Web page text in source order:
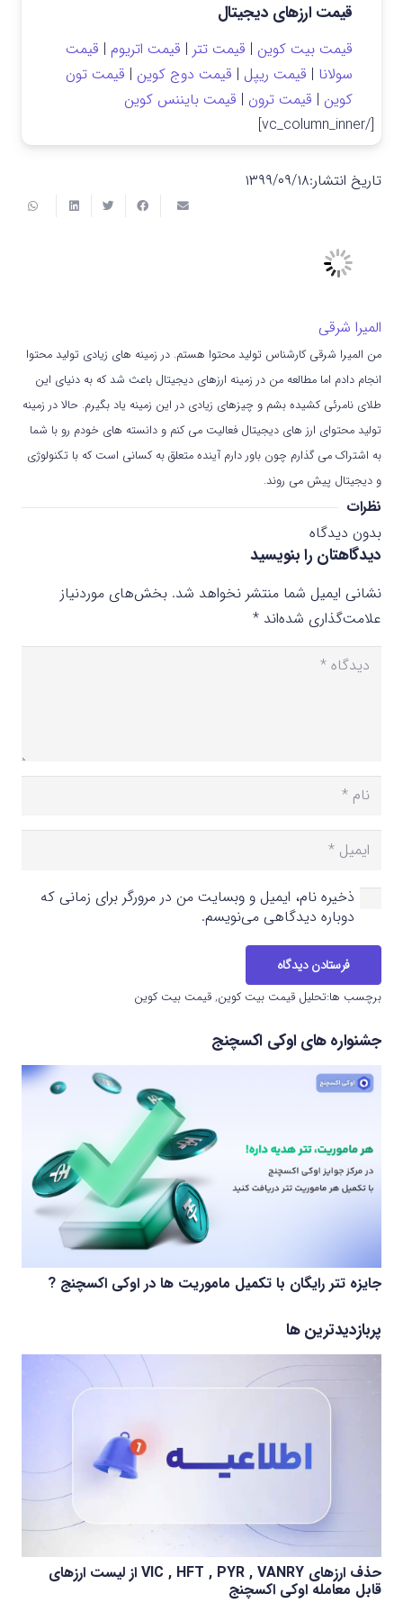
قیمت ارزهای دیجیتال
قیمت بیت کوین | قیمت تتر | قیمت اتریوم | قیمت
سولانا | قیمت ریپل | قیمت دوج کوین | قیمت تون
کوین | قیمت ترون | قیمت بایننس کوین
[/vc_column_inner]
تاریخ انتشار:۱۳۹۹/۰۹/۱۸
المیرا شرقی
من المیرا شرقی کارشناس تولید محتوا هستم. در زمینه های زیادی تولید محتوا
انجام دادم اما مطالعه من در زمینه ارزهای دیجیتال باعث شد که به دنیای این
طلای نامرئی کشیده بشم و چیزهای زیادی در این زمینه یاد بگیرم. حالا در زمینه
تولید محتوای ارز های دیجیتال فعالیت می کنم و دانسته های خودم رو با شما
به اشتراک می گذارم چون باور دارم آینده متعلق به کسانی است که با تکنولوژی
و دیجیتال پیش می روند.
نظرات
بدون دیدگاه
دیدگاهتان را بنویسید
نشانی ایمیل شما منتشر نخواهد شد. بخش‌های موردنیاز
علامت‌گذاری شده‌اند *
ذخیره نام، ایمیل و وبسایت من در مرورگر برای زمانی که
دوباره دیدگاهی می‌نویسم.
فرستادن دیدگاه
برچسب ها:تحلیل قیمت بیت کوین, قیمت بیت کوین
جشنواره های اوکی اکسچنج
جایزه تتر رایگان با تکمیل ماموریت ها در اوکی اکسچنج ?
پربازدیدترین ها
حذف ارزهای VIC , HFT , PYR , VANRY از لیست ارزهای
قابل معامله اوکی اکسچنج